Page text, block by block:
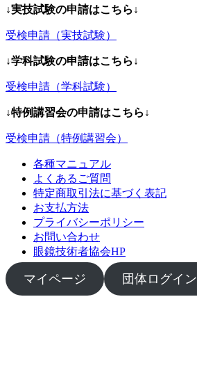
↓実技試験の申請はこちら↓
受検申請（実技試験）
↓学科試験の申請はこちら↓
受検申請（学科試験）
↓特例講習会の申請はこちら↓
受検申請（特例講習会）
各種マニュアル
よくあるご質問
特定商取引法に基づく表記
お支払方法
プライバシーポリシー
お問い合わせ
眼鏡技術者協会HP
マイページ 団体ログイン